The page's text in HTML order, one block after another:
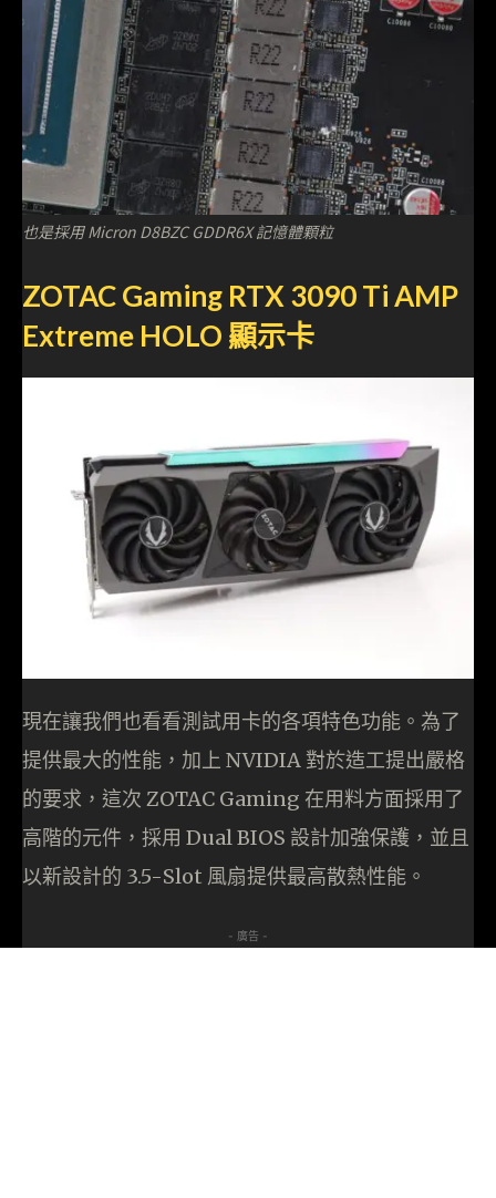
也是採用 Micron D8BZC GDDR6X 記憶體顆粒
ZOTAC Gaming RTX 3090 Ti AMP
Extreme HOLO 顯示卡
現在讓我們也看看測試用卡的各項特色功能。為了
提供最大的性能，加上 NVIDIA 對於造工提出嚴格
的要求，這次 ZOTAC Gaming 在用料方面採用了
高階的元件，採用 Dual BIOS 設計加強保護，並且
以新設計的 3.5-Slot 風扇提供最高散熱性能。
- 廣告 -